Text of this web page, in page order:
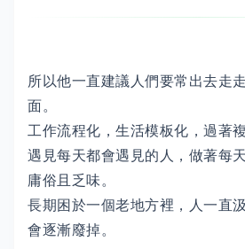
所以他一直建議人們要常出去走
面。
工作流程化，生活模板化，過著
遇見每天都會遇見的人，做著每
庸俗且乏味。
長期困於一個老地方裡，人一直
會逐漸廢掉。